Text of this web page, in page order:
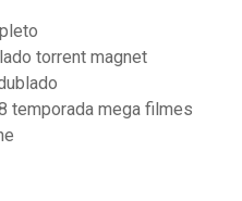
torrent magnet
temporada mega filmes